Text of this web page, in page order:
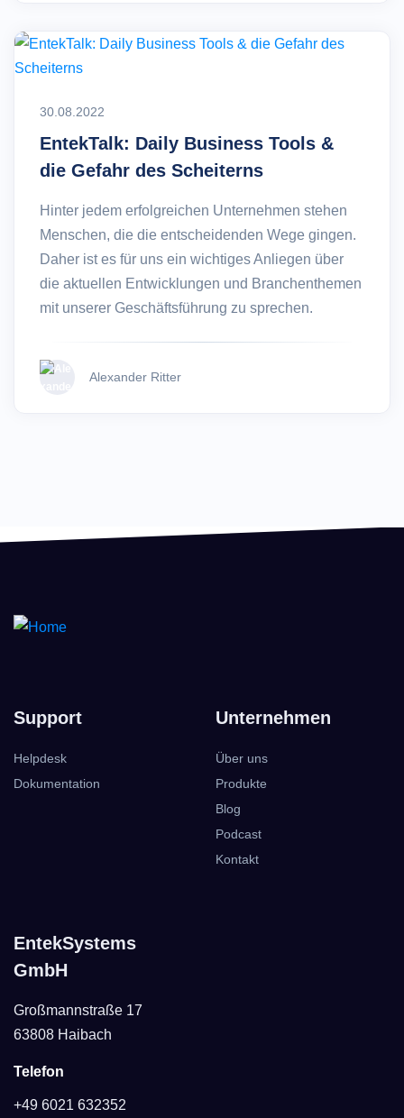
30.08.2022
EntekTalk: Daily Business Tools &
die Gefahr des Scheiterns
Hinter jedem erfolgreichen Unternehmen stehen
Menschen, die die entscheidenden Wege gingen.
Daher ist es für uns ein wichtiges Anliegen über
die aktuellen Entwicklungen und Branchenthemen
mit unserer Geschäftsführung zu sprechen.
Alexander Ritter
Support
Helpdesk
Dokumentation
Unternehmen
Über uns
Produkte
Blog
Podcast
Kontakt
EntekSystems
GmbH
Großmannstraße 17
63808 Haibach
Telefon
+49 6021 632352